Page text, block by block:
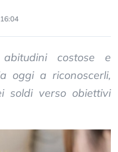
costose e
oggi a riconoscerli,
soldi verso obiettivi